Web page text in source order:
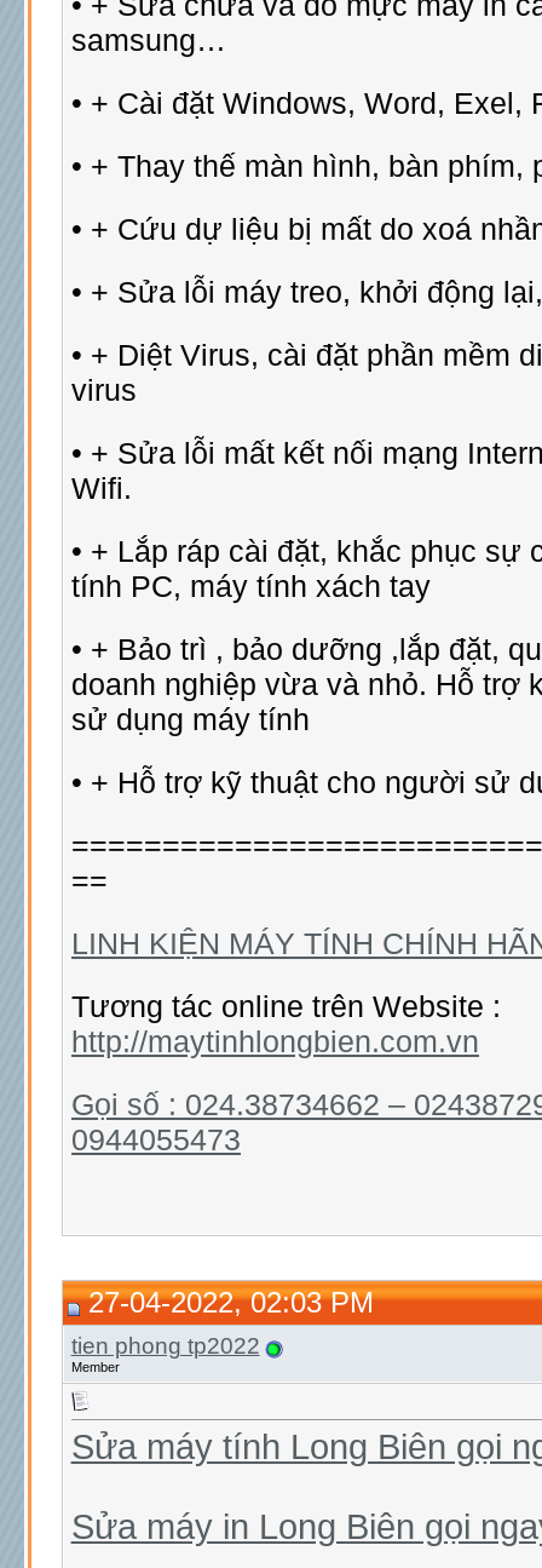
samsung…
• + Cài đặt Windows, Word, Exel,
• + Thay thế màn hình, bàn phím,
• + Cứu dự liệu bị mất do xoá
• + Sửa lỗi máy treo, khởi động
• + Diệt Virus, cài đặt phần mềm
virus
• + Sửa lỗi mất kết nối mạng
Wifi.
• + Lắp ráp cài đặt, khắc phục sự
tính PC, máy tính xách tay
• + Bảo trì , bảo dưỡng ,lắp đặt,
doanh nghiệp vừa và nhỏ. Hỗ trợ
sử dụng máy tính
• + Hỗ trợ kỹ thuật cho người sử
==
LINH KIỆN MÁY TÍNH CHÍNH
Tương tác online trên Website :
http://maytinhlongbien.com.vn
Gọi số : 024.38734662 –
0944055473
27-04-2022, 02:03 PM
tien phong tp2022
Member
Sửa máy tính Long Biên gọi
Sửa máy in Long Biên gọi